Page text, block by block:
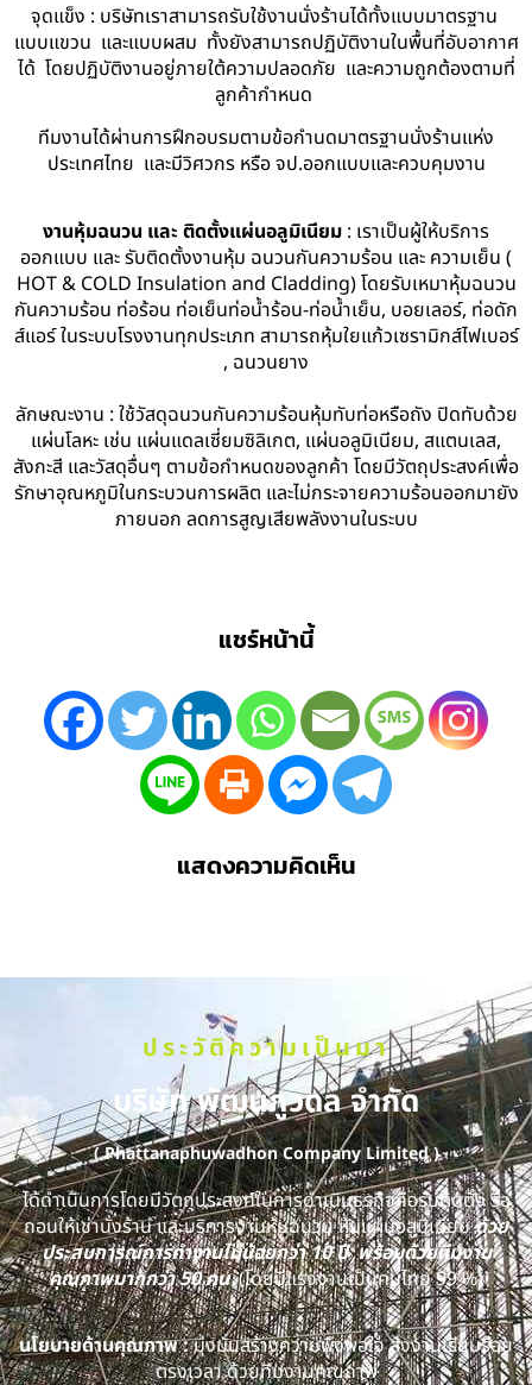
จุดแข็ง : บริษัทเราสามารถรับใช้งานนั่งร้านได้ทั้งแบบมาตรฐาน
แบบแขวน และแบบผสม ทั้งยังสามารถปฏิบัติงานในพื้นที่อับอากาศ
ได้ โดยปฏิบัติงานอยู่ภายใต้ความปลอดภัย และความถูกต้องตามที่
ลูกค้ากำหนด
ทีมงานได้ผ่านการฝึกอบรมตามข้อกำนดมาตรฐานนั่งร้านแห่ง
ประเทศไทย และมีวิศวกร หรือ จป.ออกแบบและควบคุมงาน
งานหุ้มฉนวน และ ติดตั้งแผ่นอลูมิเนียม : เราเป็นผู้ให้บริการ
ออกแบบ และ รับติดตั้งงานหุ้ม ฉนวนกันความร้อน และ ความเย็น (
HOT & COLD Insulation and Cladding) โดยรับเหมาหุ้มฉนวน
กันความร้อน ท่อร้อน ท่อเย็นท่อน้ำร้อน-ท่อน้ำเย็น, บอยเลอร์, ท่อดัก
ส์แอร์ ในระบบโรงงานทุกประเภท สามารถหุ้มใยแก้วเซรามิกส์ไฟเบอร์
, ฉนวนยาง
ลักษณะงาน : ใช้วัสดุฉนวนกันความร้อนหุ้มทับท่อหรือถัง ปิดทับด้วย
แผ่นโลหะ เช่น แผ่นแดลเซี่ยมซิลิเกต, แผ่นอลูมิเนียม, สแตนเลส,
สังกะสี และวัสดุอื่นๆ ตามข้อกำหนดของลูกค้า โดยมีวัตถุประสงค์เพื่อ
รักษาอุณหภูมิในกระบวนการผลิต และไม่กระจายความร้อนออกมายัง
ภายนอก ลดการสูญเสียพลังงานในระบบ
แชร์หน้านี้
แสดงความคิดเห็น
ประวัติความเป็นมา
บริษัท พัฒนภูวดล จำกัด
( Phattanaphuwadhon Company Limited )
ได้ดำเนินการโดยมีวัตถุประสงค์ในการดำเนินธุรกิจคือรับติดตั้ง รื้อ
ถอนให้เช่านั่งร้าน และบริการงานหุ้มฉนวน หุ้มแผ่นอลูมิเนียมด้วย
ประสบการณ์การทำงานไม่น้อยกว่า 10 ปี พร้อมด้วยทีมงาน
คุณภาพมากกว่า 50 คน(โดยมีแรงงานเป็นคนไทย 99 %)
นโยบายด้านคุณภาพ :มุ่งมั่นสร้างความพึงพอใจ ส่งงานเรียบร้อย
ตรงเวลา ด้วยทีมงานคุณภาพ